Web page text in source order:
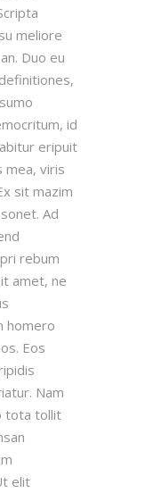
meliore
Duo eu
id
eripuit
mea, viris
sit mazim
Ad
rebum
amet, ne
homero
Eos
Nam
tota tollit
elit